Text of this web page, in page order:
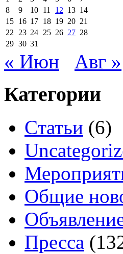
8
9 10 11 12 13 14
15 16 17 18 19 20 21
22
23 24 25 26 27 28
29 30 31
« Июн Авг »
Категории
Cтатьи (6)
Общие
Пресса